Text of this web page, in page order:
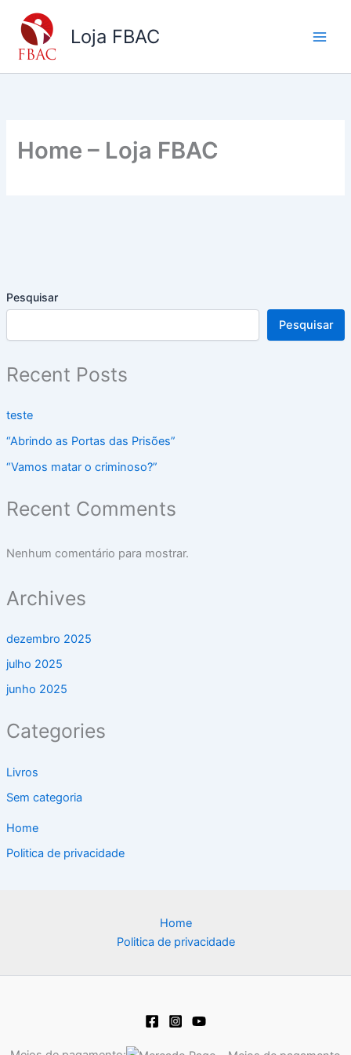
para
Loja FBAC
Pesquisar
Pesquisar
Recent Posts
teste
“Abrindo as Portas das Prisões”
“Vamos matar o criminoso?”
Recent Comments
Nenhum comentário para mostrar.
Archives
dezembro 2025
julho 2025
junho 2025
Categories
Livros
Sem categoria
Home
Politica de privacidade
Home – Loja FBAC
Home
Politica de privacidade